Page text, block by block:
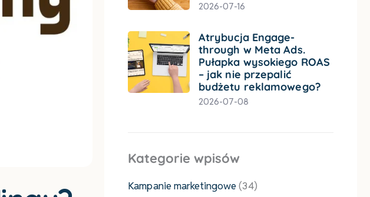
2026-07-16
Atrybucja Engage-
through w Meta Ads.
Pułapka wysokiego ROAS
– jak nie przepalić
budżetu reklamowego?
2026-07-08
Kategorie wpisów
Kampanie marketingowe(34)